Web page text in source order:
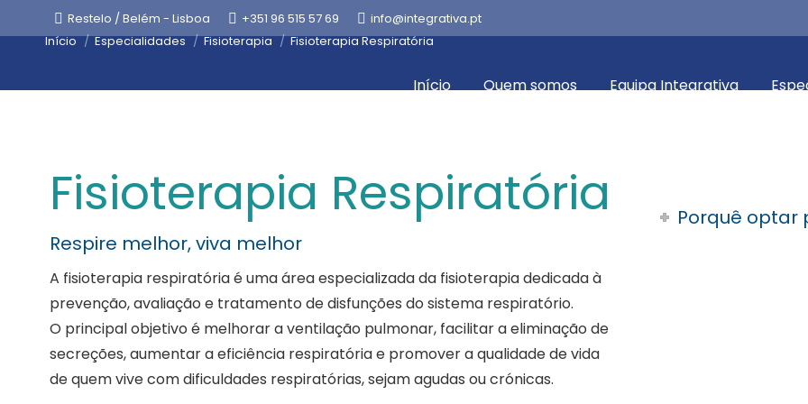
Restelo / Belém - Lisboa +351 96 515 57 69 info@integrativa.pt
Início Quem somos Equipa Integrativa
Está aqui:
Início Especialidades Fisioterapia Fisioterapia Respiratória
Fisioterapia Respiratória
Respire melhor, viva melhor
A fisioterapia respiratória é uma área especializada da fisioterapia dedicada à
prevenção, avaliação e tratamento de disfunções do sistema respiratório.
O principal objetivo é melhorar a ventilação pulmonar, facilitar a eliminação de
secreções, aumentar a eficiência respiratória e promover a qualidade de vida
de quem vive com dificuldades respiratórias, sejam agudas ou crónicas.
Porquê optar